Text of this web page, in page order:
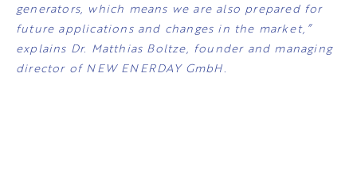
generators, which means we are also prepared for
future applications and changes in the market,”
explains Dr. Matthias Boltze, founder and managing
director of NEW ENERDAY GmbH.